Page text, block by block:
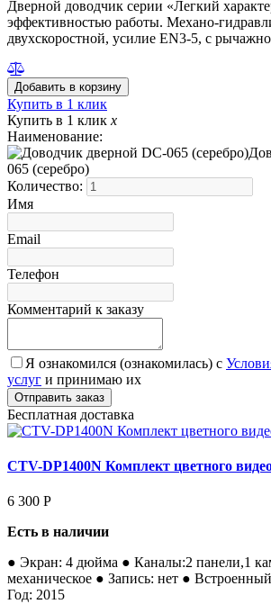
Дверной доводчик серии «Легкий
эффективностью работы. Механо-
двухскоростной, усилие EN3-5, с
Купить в 1 клик
Купить в 1 клик x
Наименование:
065 (серебро)
Количество:
Имя
Email
Телефон
Комментарий к заказу
Я ознакомился (ознакомилась) с
услуг и принимаю их
Бесплатная доставка
CTV-DP1400N Комплект цветного
6 300 Р
Есть в наличии
● Экран: 4 дюйма ● Каналы:2 панели,1
механическое ● Запись: нет ●
Год: 2015